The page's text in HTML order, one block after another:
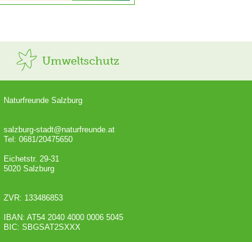
Umweltschutz
Naturfreunde Salzburg
salzburg-stadt@naturfreunde.at
Tel: 0681/20475650
Eichetstr. 29-31
5020 Salzburg
ZVR: 133486853
IBAN: AT54 2040 4000 0006 5045
BIC: SBGSAT2SXXX